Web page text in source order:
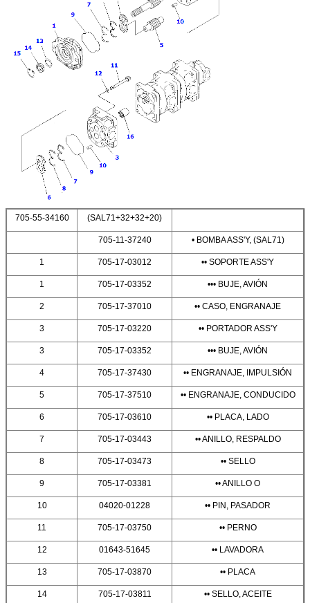
705-55-34160 (SAL71+32+32+20)
705-11-37240 • BOMBA ASS'Y, (SAL71)
1 705-17-03012 •• SOPORTE ASS'Y
1 705-17-03352 ••• BUJE, AVIÓN
2 705-17-37010 •• CASO, ENGRANAJE
3 705-17-03220 •• PORTADOR ASS'Y
3 705-17-03352 ••• BUJE, AVIÓN
4 705-17-37430 •• ENGRANAJE, IMPULSIÓN
5 705-17-37510 •• ENGRANAJE, CONDUCIDO
6 705-17-03610 •• PLACA, LADO
7 705-17-03443 •• ANILLO, RESPALDO
8 705-17-03473 •• SELLO
9 705-17-03381 •• ANILLO O
10 04020-01228 •• PIN, PASADOR
11 705-17-03750 •• PERNO
12 01643-51645 •• LAVADORA
13 705-17-03870 •• PLACA
14 705-17-03811 •• SELLO, ACEITE